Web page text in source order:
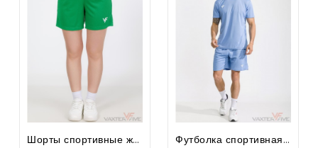
Шорты спортивные женские Prima Футболка спортивная для футбола мужская Prima